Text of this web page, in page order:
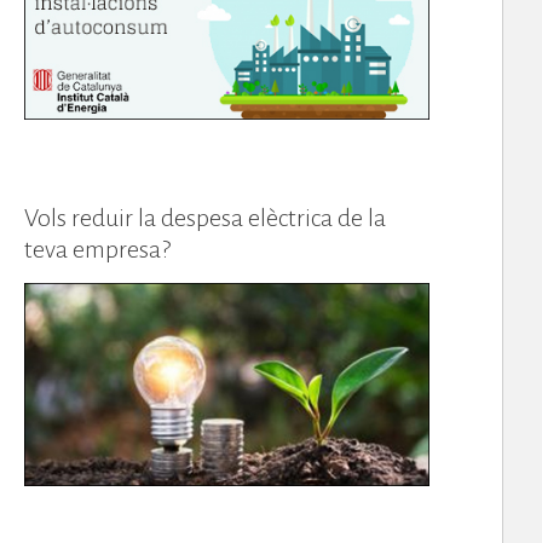
Vols reduir la despesa elèctrica de la
teva empresa?